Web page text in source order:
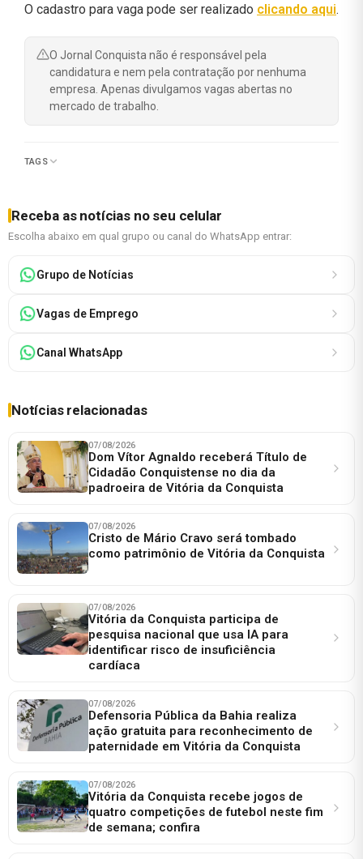
O cadastro para vaga pode ser realizado clicando aqui.
O Jornal Conquista não é responsável pela
candidatura e nem pela contratação por nenhuma
empresa. Apenas divulgamos vagas abertas no
mercado de trabalho.
TAGS
Receba as notícias no seu celular
Escolha abaixo em qual grupo ou canal do WhatsApp entrar:
Grupo de Notícias
Vagas de Emprego
Canal WhatsApp
Notícias relacionadas
07/08/2026
Dom Vítor Agnaldo receberá Título de
Cidadão Conquistense no dia da
padroeira de Vitória da Conquista
07/08/2026
Cristo de Mário Cravo será tombado
como patrimônio de Vitória da Conquista
07/08/2026
Vitória da Conquista participa de
pesquisa nacional que usa IA para
identificar risco de insuficiência
cardíaca
07/08/2026
Defensoria Pública da Bahia realiza
ação gratuita para reconhecimento de
paternidade em Vitória da Conquista
07/08/2026
Vitória da Conquista recebe jogos de
quatro competições de futebol neste fim
de semana; confira